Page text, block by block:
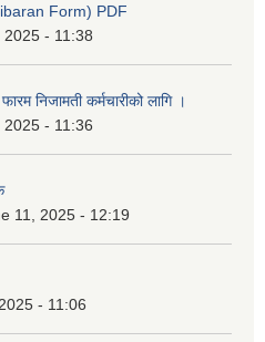
Form) PDF
2025 - 11:38
निजामती कर्मचारीको लागि ।
2025 - 11:36
11, 2025 - 12:19
- 11:06